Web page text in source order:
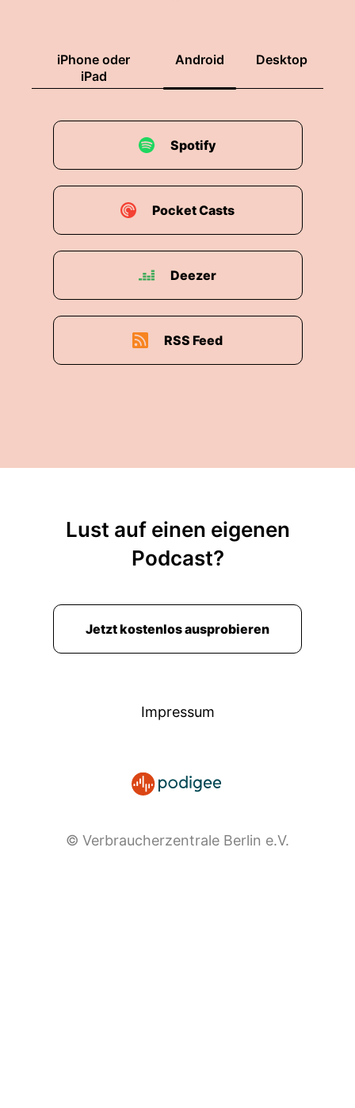
iPhone oder
iPad
Android Desktop
Spotify
Pocket Casts
Deezer
RSS Feed
Lust auf einen eigenen
Podcast?
Jetzt kostenlos ausprobieren
Impressum
© Verbraucherzentrale Berlin e.V.